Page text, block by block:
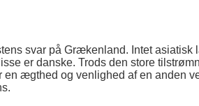
svar på Grækenland. Intet asiatisk
er danske. Trods den store
en ægthed og venlighed af en anden